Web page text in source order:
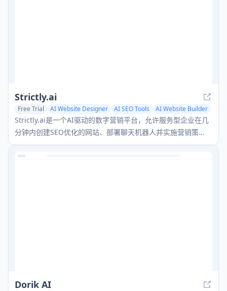
Strictly.ai
Free Trial AI Website Designer AI SEO Tools AI Website Builder
Strictly.ai是一个AI驱动的数字营销平台，允许服务型企业在几
分钟内创建SEO优化的网站、部署聊天机器人并实施营销策
略。
Dorik AI